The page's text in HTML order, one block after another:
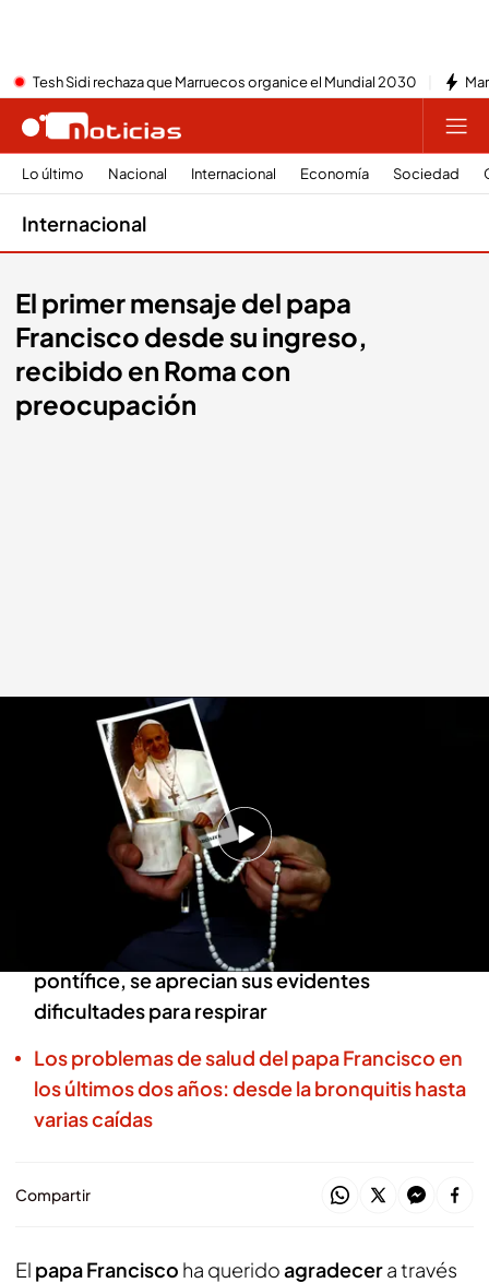
Tesh Sidi rechaza que Marruecos organice el Mundial 2030
Lo último Nacional Internacional Economía Sociedad
Internacional
El primer mensaje del papa
Francisco desde su ingreso,
recibido en Roma con
preocupación
Así ha sido el primer mensaje del papa tras su ingreso
Redacción digital Noticias Cuatro
07 MAR 2025 - 15:07h.
El papa Francisco ha grabado un audio
agradeciendo a los fieles las oraciones por su
estado de salud
En el mensaje, grabado a petición del propio
pontífice, se aprecian sus evidentes
dificultades para respirar
Los problemas de salud del papa Francisco en
los últimos dos años: desde la bronquitis hasta
varias caídas
Compartir
El papa Francisco ha queridoagradecera través